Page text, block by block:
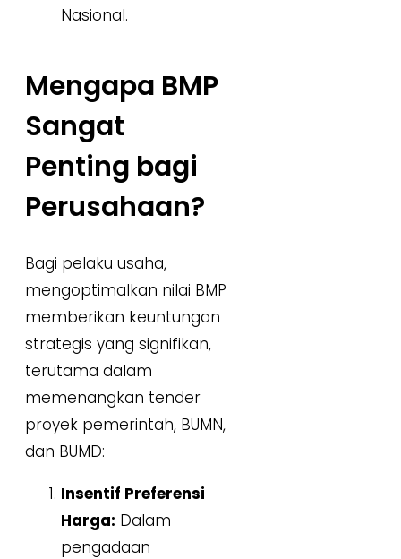
Nasional.
Mengapa BMP
Sangat
Penting bagi
Perusahaan?
Bagi pelaku usaha,
mengoptimalkan nilai BMP
memberikan keuntungan
strategis yang signifikan,
terutama dalam
memenangkan tender
proyek pemerintah, BUMN,
dan BUMD:
Insentif Preferensi
Harga: Dalam
pengadaan